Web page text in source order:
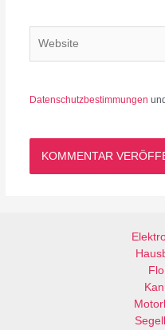
Datenschutzbestimmungen